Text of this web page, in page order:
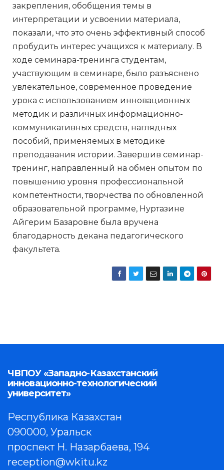
закрепления, обобщения темы в
интерпретации и усвоении материала,
показали, что это очень эффективный способ
пробудить интерес учащихся к материалу. В
ходе семинара-тренинга студентам,
участвующим в семинаре, было разъяснено
увлекательное, современное проведение
урока с использованием инновационных
методик и различных информационно-
коммуникативных средств, наглядных
пособий, применяемых в методике
преподавания истории. Завершив семинар-
тренинг, направленный на обмен опытом по
повышению уровня профессиональной
компетентности, творчества по обновленной
образовательной программе, Нуртазине
Айгерим Базаровне была вручена
благодарность декана педагогического
факультета.
ЧВПОУ «Западно-Казахстанский
инновационно-технологический
университет»
Республика Казахстан
090000, Уральск
проспект Н. Назарбаева, 194
reception@wkitu.kz